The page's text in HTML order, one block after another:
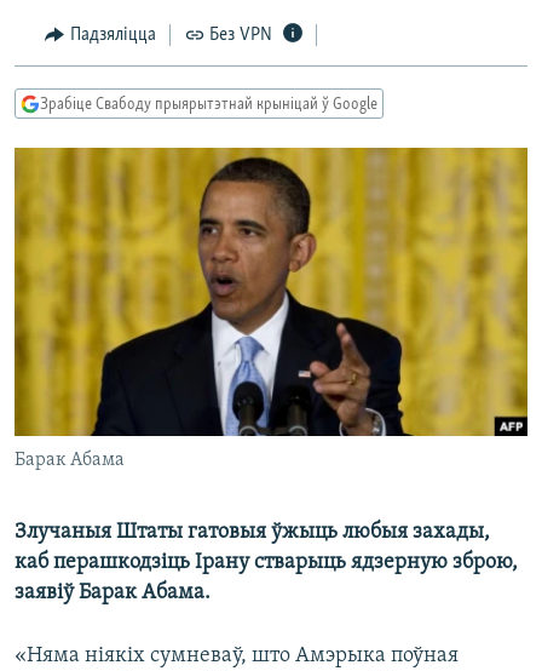
навігацыі
Перайсьці
да
пошуку
ЭКАНОМІКА
БЕЛАРУСЫ НА ВАЙНЕ
ПАЛІТВЯЗЬНІ
КАЛЯНДАР
ПАДКАСТЫ
АЎДЫЁКНІГІ
НА ХВАЛЯХ СВАБОДЫ
ПАДКАСТЫ
TWITTER
Усе сайты РС/РСЭ
Падзяліцца Без VPN
Зрабіце Свабоду прыярытэтнай крыніцай ў Google
Барак Абама
Злучаныя Штаты гатовыя ўжыць любыя захады,
каб перашкодзіць Ірану стварыць ядзерную зброю,
заявіў Барак Абама.
«Няма ніякіх сумневаў, што Амэрыка поўная